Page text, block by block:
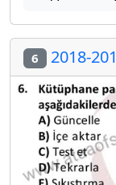
6 2018-